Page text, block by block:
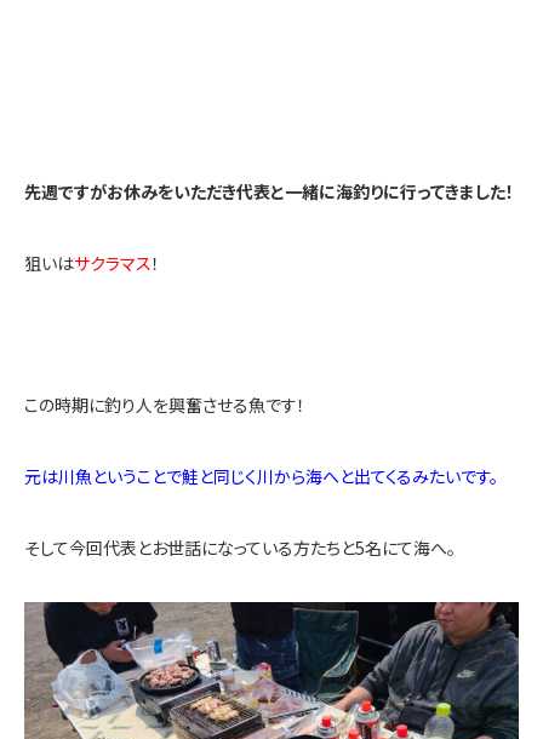
先週ですがお休みをいただき代表と一緒に海釣りに行ってきました！
狙いはサクラマス！
この時期に釣り人を興奮させる魚です！
元は川魚ということで鮭と同じく川から海へと出てくるみたいです。
そして今回代表とお世話になっている方たちと5名にて海へ。